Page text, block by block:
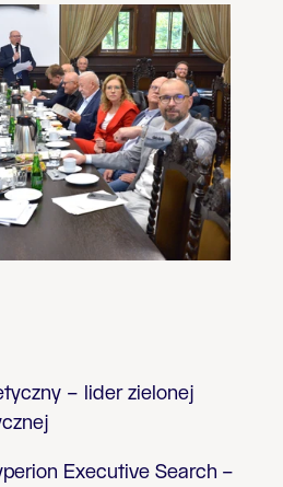
– lider zielonej
Executive Search –